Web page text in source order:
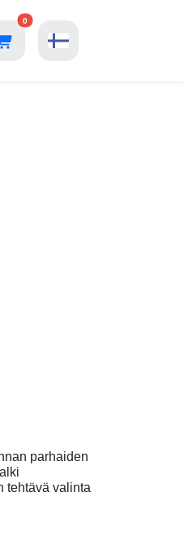
0
parhaiden
tehtävä valinta